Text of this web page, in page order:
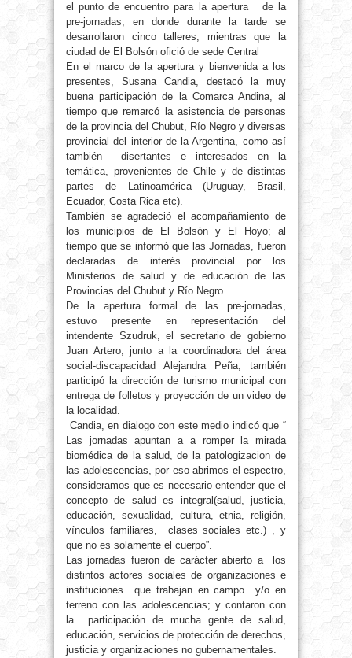
el punto de encuentro para la apertura de la
pre-jornadas, en donde durante la tarde se
desarrollaron cinco talleres; mientras que la
ciudad de El Bolsón ofició de sede Central
En el marco de la apertura y bienvenida a los
presentes, Susana Candia, destacó la muy
buena participación de la Comarca Andina, al
tiempo que remarcó la asistencia de personas
de la provincia del Chubut, Río Negro y diversas
provincial del interior de la Argentina, como así
también disertantes e interesados en la
temática, provenientes de Chile y de distintas
partes de Latinoamérica (Uruguay, Brasil,
Ecuador, Costa Rica etc).
También se agradeció el acompañamiento de
los municipios de El Bolsón y El Hoyo; al
tiempo que se informó que las Jornadas, fueron
declaradas de interés provincial por los
Ministerios de salud y de educación de las
Provincias del Chubut y Río Negro.
De la apertura formal de las pre-jornadas,
estuvo presente en representación del
intendente Szudruk, el secretario de gobierno
Juan Artero, junto a la coordinadora del área
social-discapacidad Alejandra Peña; también
participó la dirección de turismo municipal con
entrega de folletos y proyección de un video de
la localidad.
Candia, en dialogo con este medio indicó que “
Las jornadas apuntan a a romper la mirada
biomédica de la salud, de la patologizacion de
las adolescencias, por eso abrimos el espectro,
consideramos que es necesario entender que el
concepto de salud es integral(salud, justicia,
educación, sexualidad, cultura, etnia, religión,
vínculos familiares, clases sociales etc.) , y
que no es solamente el cuerpo”.
Las jornadas fueron de carácter abierto a los
distintos actores sociales de organizaciones e
instituciones que trabajan en campo y/o en
terreno con las adolescencias; y contaron con
la participación de mucha gente de salud,
educación, servicios de protección de derechos,
justicia y organizaciones no gubernamentales.